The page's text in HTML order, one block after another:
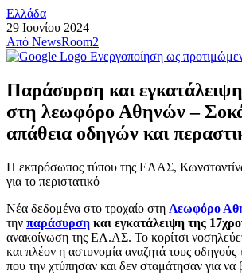
Ελλάδα
29 Ιουνίου 2024
Από NewsRoom2
Ενεργοποίηση ως
Παράσυρση και
στη λεωφόρο Αθηνών –
απάθεια οδηγών και
Η εκπρόσωπος τύπου της ΕΛΑΣ,
για το περιστατικό
Νέα δεδομένα στο τροχαίο στη Λεωφόρο
την παράσυρση και εγκατάλειψη της
ανακοίνωση της ΕΛ.ΑΣ. Το κορίτσι
και πλέον η αστυνομία αναζητά τους
που την χτύπησαν και δεν σταμάτησαν για να